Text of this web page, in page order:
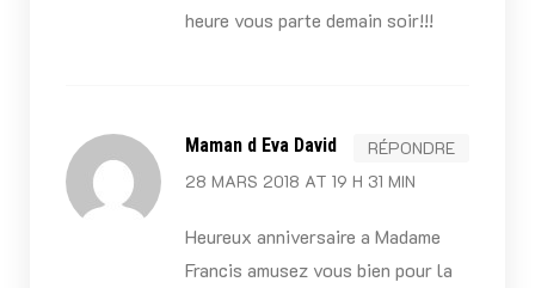
heure vous parte demain soir!!!
Maman d Eva David
28 MARS 2018 AT 19 H 31 MIN
RÉPONDRE
Heureux anniversaire a Madame
Francis amusez vous bien pour la